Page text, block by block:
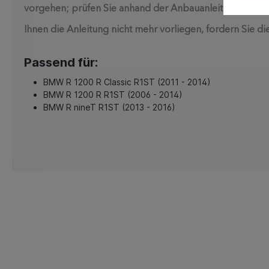
vorgehen; prüfen Sie anhand der Anbauanleitung
Ihnen die Anleitung nicht mehr vorliegen, fordern Sie
Passend für:
BMW R 1200 R Classic R1ST (2011 - 2014)
BMW R 1200 R R1ST (2006 - 2014)
BMW R nineT R1ST (2013 - 2016)